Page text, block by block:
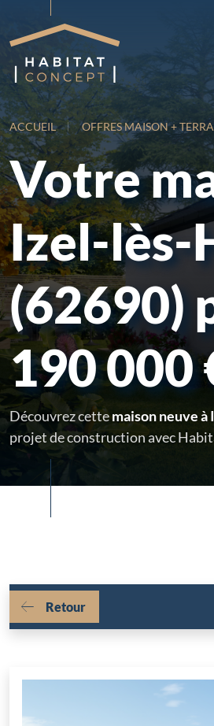
ACCUEIL OFFRES MAISON +
Votre
Izel-lès-
(62690)
190 000
Découvrez cettemaison neuve à
projet de construction avec
Retour